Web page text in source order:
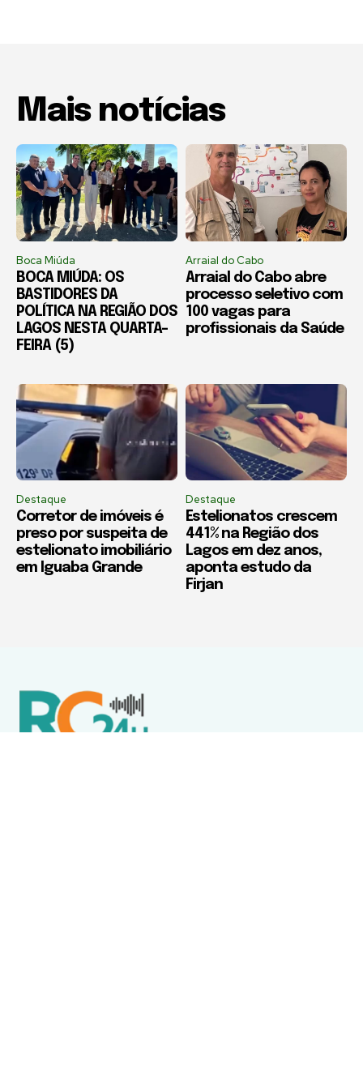
Mais notícias
Boca Miúda
BOCA MIÚDA: OS
BASTIDORES DA
POLÍTICA NA REGIÃO DOS
LAGOS NESTA QUARTA-
FEIRA (5)
Arraial do Cabo
Arraial do Cabo abre
processo seletivo com
100 vagas para
profissionais da Saúde
Destaque
Corretor de imóveis é
preso por suspeita de
estelionato imobiliário
em Iguaba Grande
Destaque
Estelionatos crescem
441% na Região dos
Lagos em dez anos,
aponta estudo da
Firjan